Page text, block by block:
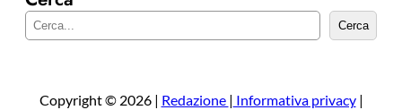
e
a
Cerca
Copyright © 2026 | Redazione | Informativa privacy|